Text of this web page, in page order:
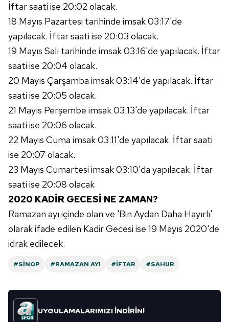
İftar saati ise 20:02 olacak.
18 Mayıs Pazartesi tarihinde imsak 03:17'de
yapılacak. İftar saati ise 20:03 olacak.
19 Mayıs Salı tarihinde imsak 03:16'de yapılacak. İftar
saati ise 20:04 olacak.
20 Mayıs Çarşamba imsak 03:14'de yapılacak. İftar
saati ise 20:05 olacak.
21 Mayıs Perşembe imsak 03:13'de yapılacak. İftar
saati ise 20:06 olacak.
22 Mayıs Cuma imsak 03:11'de yapılacak. İftar saati
ise 20:07 olacak.
23 Mayıs Cumartesi imsak 03:10'da yapılacak. İftar
saati ise 20:08 olacak
2020 KADİR GECESİ NE ZAMAN?
Ramazan ayı içinde olan ve 'Bin Aydan Daha Hayırlı'
olarak ifade edilen Kadir Gecesi ise 19 Mayıs 2020'de
idrak edilecek.
#SINOP #RAMAZAN AYI #İFTAR #SAHUR
UYGULAMALARIMIZI İNDİRİN!